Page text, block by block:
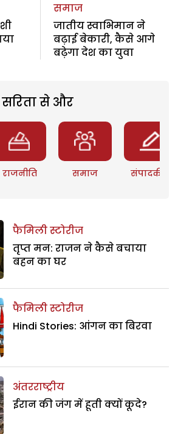
समाज
जातीय स्वाभिमान ने
बढ़ाई बेकारी, कैसे आगे
बढ़ेगा देश का युवा
सरिता से और
राजनीति समाज संपादकीय
फैमिली स्टोरीज
तृप्त मन: राजन ने कैसे बचाया
बहन का घर
फैमिली स्टोरीज
Hindi Stories: आंगन का बिरवा
अंतरराष्ट्रीय
ईरान की जंग में हूती क्यों कूदे?